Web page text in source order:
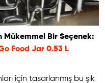
Mükemmel Bir Seçenek:
Food Jar 0.53 L
için tasarlanmış bu şık